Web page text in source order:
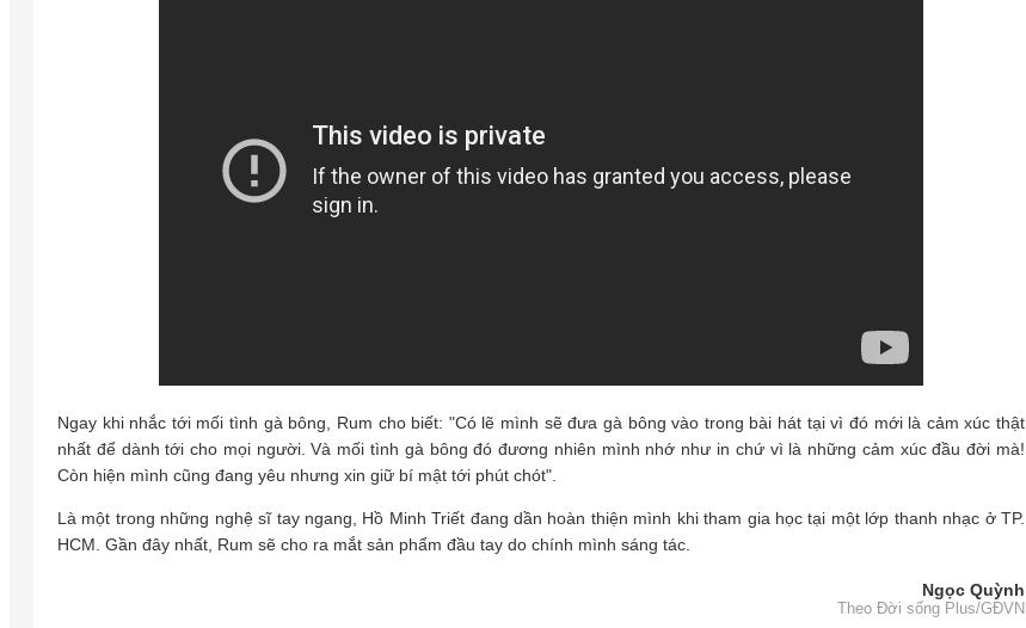
Ngay khi nhắc tới mối tình gà bông, Rum cho biết: "Có lẽ mình sẽ đưa gà bông vào trong bài hát tại vì đó mới là cảm xúc thật
nhất để dành tới cho mọi người. Và mối tình gà bông đó đương nhiên mình nhớ như in chứ vì là những cảm xúc đầu đời mà!
Còn hiện mình cũng đang yêu nhưng xin giữ bí mật tới phút chót".
Là một trong những nghệ sĩ tay ngang, Hồ Minh Triết đang dần hoàn thiện mình khi tham gia học tại một lớp thanh nhạc ở TP.
HCM. Gần đây nhất, Rum sẽ cho ra mắt sản phẩm đầu tay do chính mình sáng tác.
Ngọc Quỳnh
Theo Đời sống Plus/GĐVN